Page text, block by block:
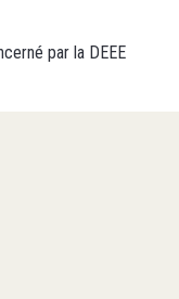
par la DEEE